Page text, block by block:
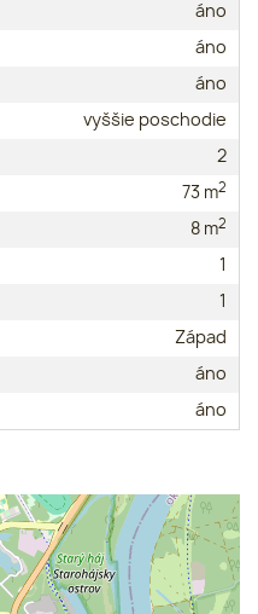
áno
áno
áno
vyššie poschodie
2
73 m2
8 m2
1
1
Západ
áno
áno